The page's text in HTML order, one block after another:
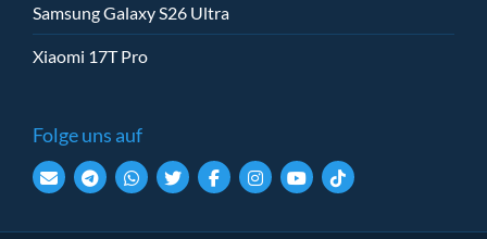
Samsung Galaxy S26 Ultra
Xiaomi 17T Pro
Folge uns auf